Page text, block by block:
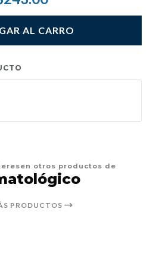
AL CARRO
otros productos de
PRODUCTOS